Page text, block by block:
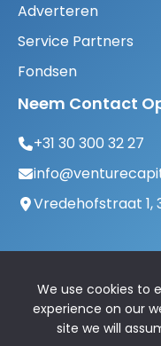
Adverteren
Service Partners
Fondsen
Neem Contact
+31 30 300 32 27
Vredehofstraat 1,
We use cookies to
experience on our
site we will